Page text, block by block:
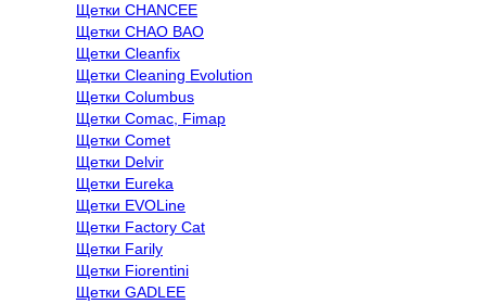
Щетки CHANCEE
Щетки CHAO BAO
Щетки Cleanfix
Щетки Cleaning Evolution
Щетки Columbus
Щетки Comac, Fimap
Щетки Comet
Щетки Delvir
Щетки Eureka
Щетки EVOLine
Щетки Factory Cat
Щетки Farily
Щетки Fiorentini
Щетки GADLEE